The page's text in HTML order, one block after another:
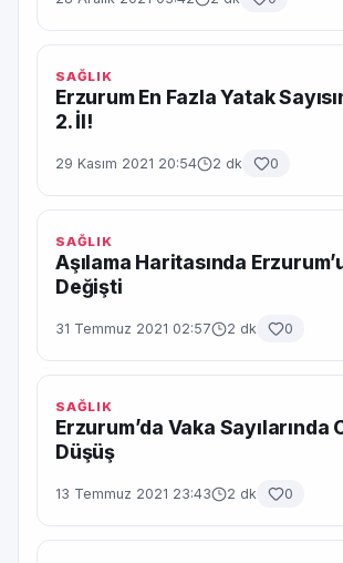
SAĞLIK
Erzurum En Fazla Yatak
2. İl!
29 Kasım 2021 20:54 2 dk 0
SAĞLIK
Aşılama Haritasında
Değişti
31 Temmuz 2021 02:57 2 dk 0
SAĞLIK
Erzurum’da Vaka Sayılarında
Düşüş
13 Temmuz 2021 23:43 2 dk 0